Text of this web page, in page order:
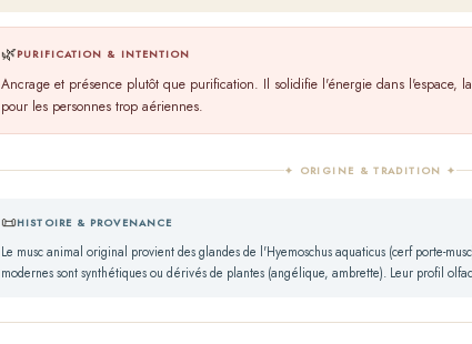
🌿PURIFICATION & INTENTION
Ancrage et présence plutôt que purification. Il solidifie l'énergie dans l'espace,
pour les personnes trop aériennes.
✦ ORIGINE & TRADITION ✦
📜HISTOIRE & PROVENANCE
Le musc animal original provient des glandes de l'Hyemoschus aquaticus (cerf porte-
modernes sont synthétiques ou dérivés de plantes (angélique, ambrette). Leur profil